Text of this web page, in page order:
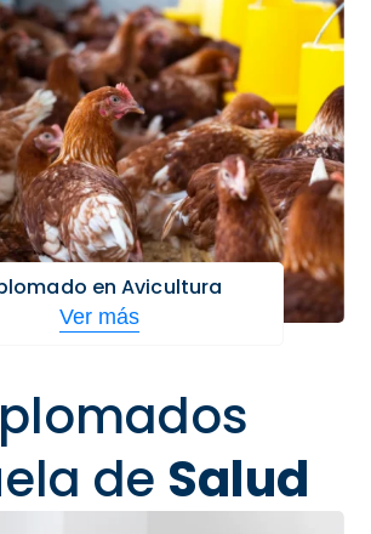
en Avicultura
Ver más
de Salud